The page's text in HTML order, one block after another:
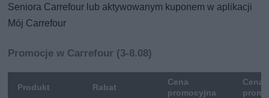
Seniora Carrefour lub aktywowanym kuponem w aplikacji
Mój Carrefour
Promocje w Carrefour (3-8.08)
Produkt Rabat
Cena
promocyjna
Cena